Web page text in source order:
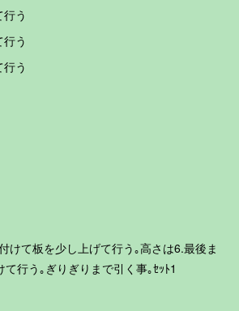
う
う
う
けて板を少し上げて行う｡高さは6.最後ま
て行う｡ぎりぎりまで引く事｡ｾｯﾄ1